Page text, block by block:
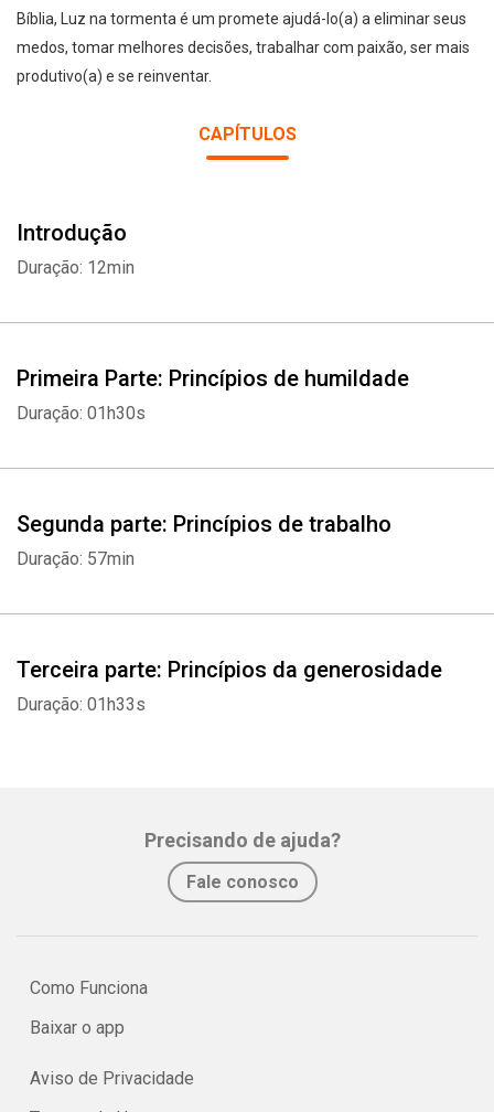
Bíblia, Luz na tormenta é um promete ajudá-lo(a) a eliminar seus
medos, tomar melhores decisões, trabalhar com paixão, ser mais
produtivo(a) e se reinventar.
CAPÍTULOS
Introdução
Duração: 12min
Primeira Parte: Princípios de humildade
Duração: 01h30s
Segunda parte: Princípios de trabalho
Duração: 57min
Terceira parte: Princípios da generosidade
Duração: 01h33s
Precisando de ajuda?
Fale conosco
Como Funciona
Baixar o app
Aviso de Privacidade